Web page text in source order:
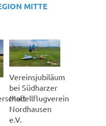
MITTE
Vereinsjubiläum
bei Südharzer
Modellflugverein
Nordhausen
e.V.